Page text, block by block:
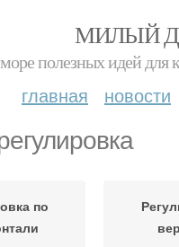
МИЛЫЙ
море полезных идей для
главная новости
по